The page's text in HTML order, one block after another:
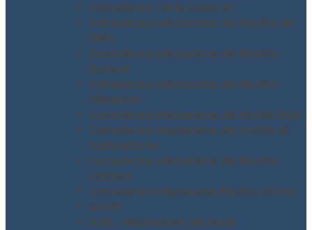
Consulenza Testo Unico 81
Consulenza valutazione del Rischio da
MMC
Consulenza valutazione del Rischio
Rumore
Consulenza valutazione del Rischio
Vibrazioni
Consulenza valutazione del rischio ROA
Consulenza valutazione del rischio di
fulminazione
Consulenza valutazione del Rischio
Chimico
Consulenza valutazione Rischio Stress
DUVRI
DVR – Valutazione dei rischi